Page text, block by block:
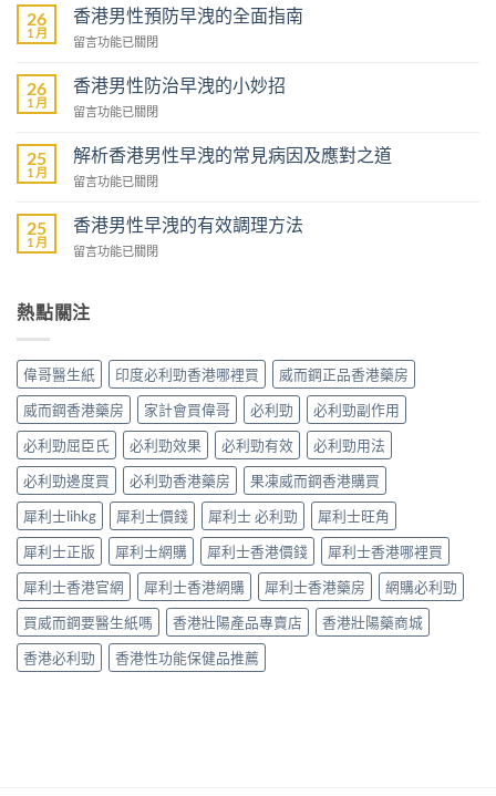
港
芒
果
陽
藥
商
–
專
壯
陽
產
物
中
26
1 月
香港男性預防早洩的全面指南
在
港
男
性
防
早
洩
全
面
中
留言功能已關閉
26
1 月
香港男性防治早洩的小妙招
在
港
男
性
治
早
洩
妙
留言功能已關閉
25
1 月
解析香港男性早洩的常見病因及應對之道
在
析
香
港
早
常
見
病
因
及
應
對
之
道〉
中
留言功能已關閉
25
1 月
香港男性早洩的有效調理方法
在
男
性
洩
的
有
效
調
理
方
法〉
中
留言功能已關閉
熱點關注
偉哥醫生紙 印度必利勁香港哪裡買
威而鋼正品香港藥房
威而鋼香港藥房
家計會買偉哥 必利勁
必利勁副作用
必利勁屈臣氏
必利勁效果 必利勁有效
必利勁用法
必利勁邊度買
必利勁香港藥房
果凍威而鋼香港購買
犀利士lihkg
犀利士價錢 犀利士 必利勁
犀利士旺角
犀利士正版
犀利士網購 犀利士香港價錢
犀利士香港哪裡買
犀利士香港官網
犀利士香港網購 犀利士香港藥房
網購必利勁
買威而鋼要醫生紙嗎
香港壯陽產品專賣店
香港壯陽藥商城
香港必利勁
香港性功能保健品推薦